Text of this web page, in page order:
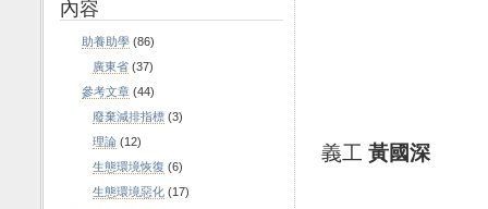
義工 黃國深
內容
助養助學 (86)
廣東省 (37)
參考文章 (44)
廢棄減排指標 (3)
理論 (12)
生態環境恢復 (6)
生態環境惡化 (17)